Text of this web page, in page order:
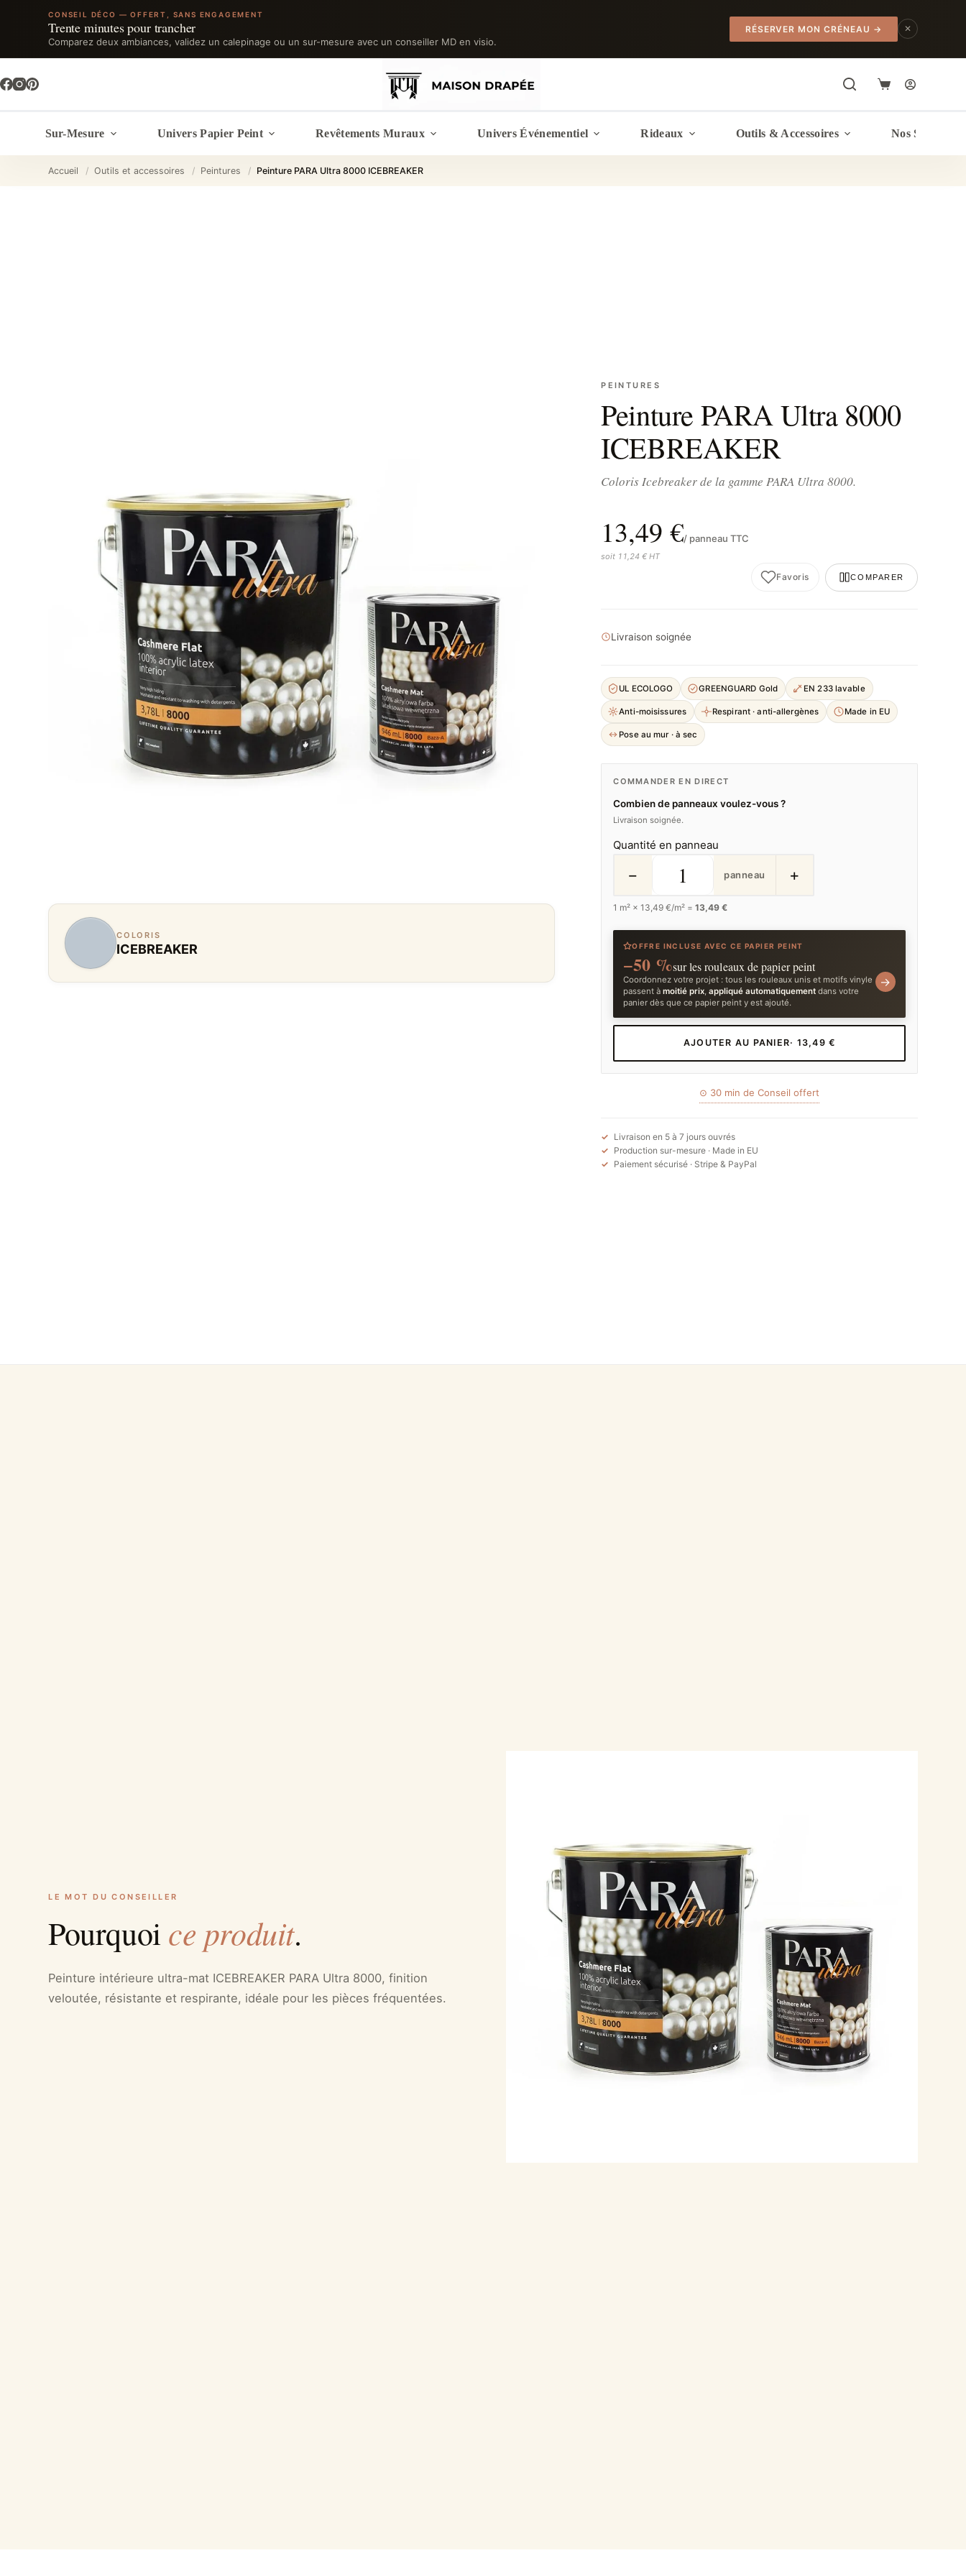
CONSEIL DÉCO — OFFERT, SANS ENGAGEMENT
Trente minutes pour trancher
Comparez deux ambiances, validez un calepinage ou un sur-mesure avec un conseiller MD en visio.
RÉSERVER MON CRÉNEAU → ✕
au
contenu
Panier
Sur-Mesure Univers Papier Peint Revêtements Muraux Univers Événementiel Rideaux Outils & Accessoires Nos Services
Accueil / Outils et accessoires / Peintures / Peinture PARA Ultra 8000 ICEBREAKER
COLORIS
ICEBREAKER
PEINTURES
Peinture PARA Ultra 8000
ICEBREAKER
Coloris Icebreaker de la gamme PARA Ultra 8000.
13,49 €/ panneau TTC
soit 11,24 € HT
Favoris COMPARER
Livraison soignée
UL ECOLOGO GREENGUARD Gold EN 233 lavable
Anti-moisissures Respirant · anti-allergènes Made in EU
Pose au mur · à sec
COMMANDER EN DIRECT
Combien de panneaux voulez-vous ?
Livraison soignée.
Quantité en panneau
− panneau +
1 m² ×13,49 €/m² =13,49 €
OFFRE INCLUSE AVEC CE PAPIER PEINT
−50 %sur les rouleaux de papier peint
Coordonnez votre projet : tous les rouleaux unis et motifs vinyle
passent àmoitié prix ,appliqué automatiquement dans votre
panier dès que ce papier peint y est ajouté.
→
AJOUTER AU PANIER· 13,49 €
⊙ 30 min de Conseil offert
Livraison en 5 à 7 jours ouvrés
Production sur-mesure · Made in EU
Paiement sécurisé · Stripe & PayPal
LE MOT DU CONSEILLER
Pourquoi ce produit.
Peinture intérieure ultra-mat ICEBREAKER PARA Ultra 8000, finition
veloutée, résistante et respirante, idéale pour les pièces fréquentées.